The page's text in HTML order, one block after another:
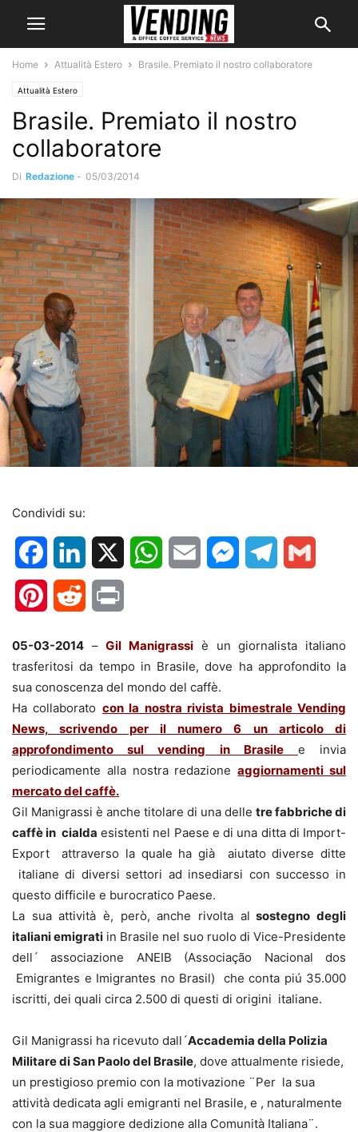
Home Attualità Estero Brasile. Premiato il nostro collaboratore
Attualità Estero
Brasile. Premiato il nostro
collaboratore
Di Redazione - 05/03/2014
Condividi su:
FacebookLinkedIn WhatsApp
Email MessengerTelegram
PinterestReddit
05-03-2014 –Gil Manigrassi è un giornalista italiano
trasferitosi da tempo in Brasile, dove ha approfondito la
sua conoscenza del mondo del caffè.
Ha collaborato con la nostra rivista bimestrale Vending
News, scrivendo per il numero 6 un articolo di
approfondimento sul vending in Brasile
e invia
periodicamente alla nostra redazioneaggiornamenti sul
mercato del caffè.
Gil Manigrassi è anche titolare di una delle tre fabbriche di
caffè in cialda esistenti nel Paese e di una ditta di Import-
Export attraverso la quale ha già aiutato diverse ditte
italiane di diversi settori ad insediarsi con successo in
questo difficile e burocratico Paese.
La sua attività è, però, anche rivolta al sostegno degli
italiani emigrati in Brasile nel suo ruolo di Vice-Presidente
dell´ associazione ANEIB (Associação Nacional dos
Emigrantes e Imigrantes no Brasil) che conta piú 35.000
iscritti, dei quali circa 2.500 di questi di origini italiane.
Gil Manigrassi ha ricevuto dall´Accademia della Polizia
Militare di San Paolo del Brasile, dove attualmente risiede,
un prestigioso premio con la motivazione ¨Per la sua
attività dedicata agli emigranti nel Brasile, e , naturalmente
con la sua maggiore dedizione alla Comunità Italiana¨.